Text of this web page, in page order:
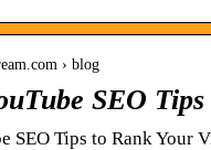
› blog
SEO
SEO Tips to Rank Your